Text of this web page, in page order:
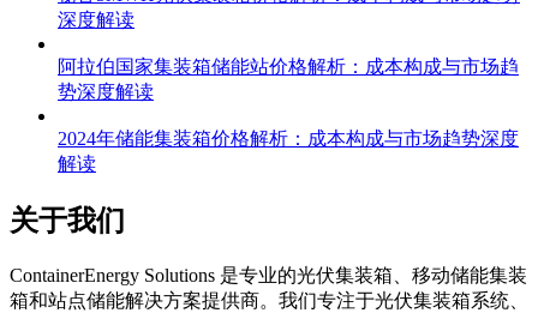
深度解读
阿拉伯国家集装箱储能站价格解析：成本构成与市场趋
势深度解读
2024年储能集装箱价格解析：成本构成与市场趋势深度
解读
关于我们
ContainerEnergy Solutions 是专业的光伏集装箱、移动储能集装
箱和站点储能解决方案提供商。我们专注于光伏集装箱系统、